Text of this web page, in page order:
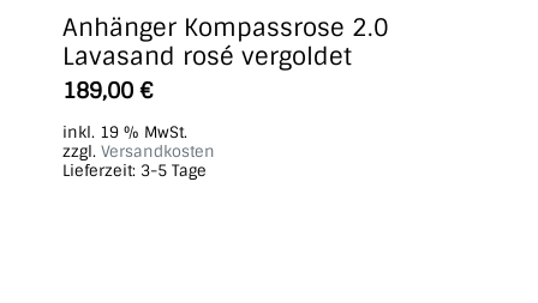
Anhänger Kompassrose 2.0
Lavasand rosé vergoldet
189,00 €
inkl. 19 % MwSt.
zzgl. Versandkosten
Lieferzeit: 3-5 Tage